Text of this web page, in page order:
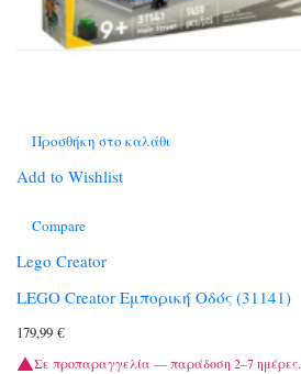
Προσθήκη στο καλάθι
Add to Wishlist
Compare
Lego Creator
LEGO Creator Εμπορική Οδός (31141)
179,99 €
Σε προπαραγγελία — παράδοση 2–7 ημέρες.